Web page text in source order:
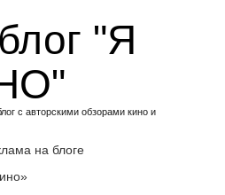
"Я
с авторскими обзорами кино и
на блоге